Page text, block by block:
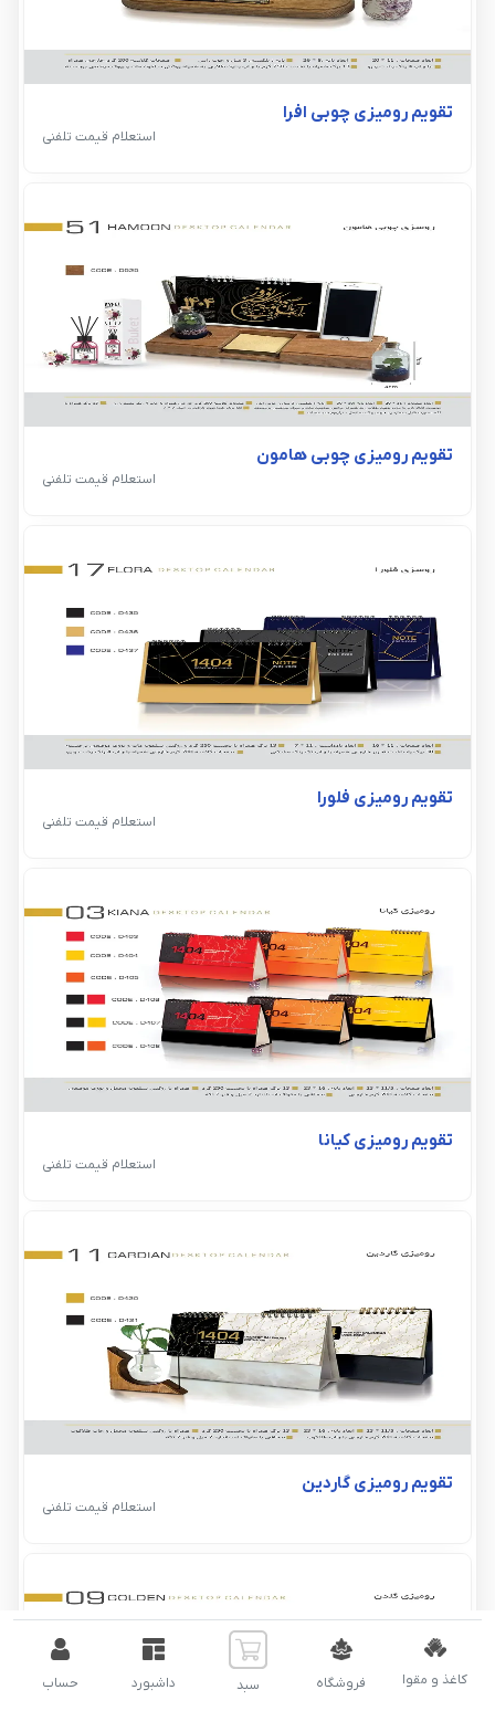
کاغذ و مقوا فروشگاه سبد داشبورد حساب
تقویم رومیزی چوبی افرا
استعلام قیمت تلفنی
تقویم رومیزی چوبی هامون
استعلام قیمت تلفنی
تقویم رومیزی فلورا
استعلام قیمت تلفنی
تقویم رومیزی کیانا
استعلام قیمت تلفنی
تقویم رومیزی گاردین
استعلام قیمت تلفنی